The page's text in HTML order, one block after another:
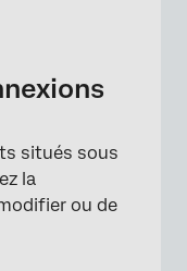
situés sous
la
ou de